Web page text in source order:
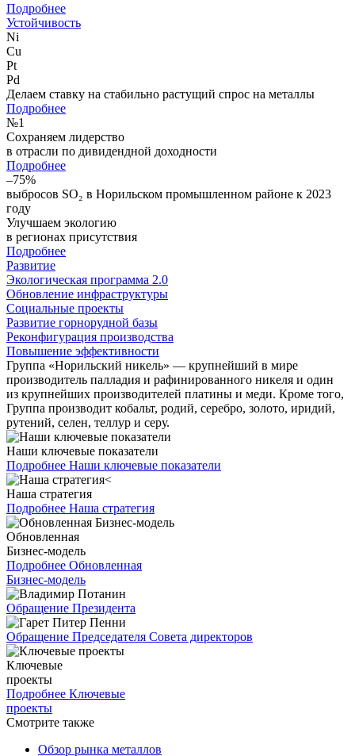
Подробнее
Устойчивость
Ni
Cu
Pt
Pd
Делаем ставку на стабильно растущий спрос на металлы
Подробнее
№1
Сохраняем лидерство
в отрасли по дивидендной доходности
Подробнее
–75%
выбросов SO₂ в Норильском промышленном районе к 2023
году
Улучшаем экологию
в регионах присутствия
Подробнее
Развитие
Экологическая программа 2.0
Обновление инфраструктуры
Социальные проекты
Развитие горнорудной базы
Реконфигурация производства
Повышение эффективности
Группа «Норильский никель» — крупнейший в мире
производитель палладия и рафинированного никеля и один
из крупнейших производителей платины и меди. Кроме того,
Группа производит кобальт, родий, серебро, золото, иридий,
рутений, селен, теллур и серу.
Наши ключевые показатели
Подробнее Наши ключевые показатели
Наша стратегия
Подробнее Наша стратегия
Обновленная
Бизнес-модель
Подробнее Обновленная
Бизнес-модель
Обращение Президента
Обращение Председателя Совета директоров
Ключевые
проекты
Подробнее Ключевые
проекты
Смотрите также
Обзор рынка металлов